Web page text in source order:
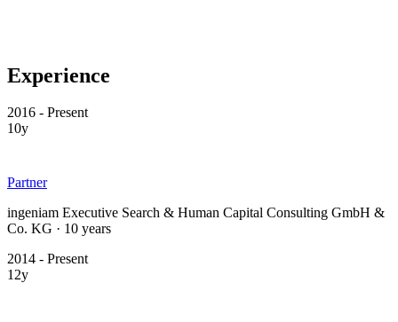
Experience
2016 - Present
10y
Partner
ingeniam Executive Search & Human Capital Consulting GmbH &
Co. KG · 10 years
2014 - Present
12y